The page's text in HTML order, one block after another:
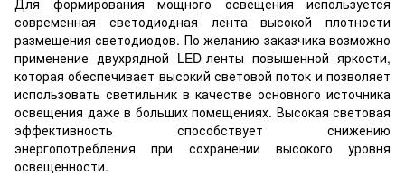
современная светодиодная лента высокой плотности
размещения светодиодов. По желанию заказчика возможно
применение двухрядной LED-ленты повышенной яркости,
которая обеспечивает высокий световой поток и позволяет
использовать светильник в качестве основного источника
освещения даже в больших помещениях. Высокая световая
эффективность способствует снижению
энергопотребления при сохранении высокого уровня
освещенности.